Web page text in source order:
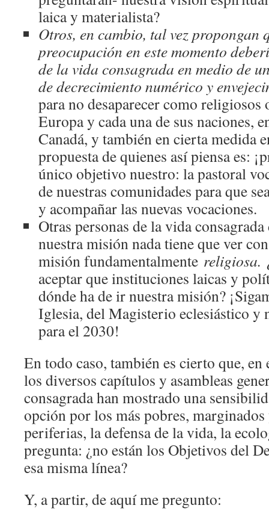
laica y materialista?
Otros, en cambio, tal vez propongan
preocupación en este momento
de la vida consagrada en medio de
de decrecimiento numérico y
para no desaparecer como religiosos
Europa y cada una de sus naciones,
Canadá, y también en cierta medida
propuesta de quienes así piensa es:
único objetivo nuestro: la pastoral
de nuestras comunidades para que
y acompañar las nuevas vocaciones.
Otras personas de la vida
nuestra misión nada tiene que ver
misión fundamentalmente religiosa.
aceptar que instituciones laicas y
dónde ha de ir nuestra misión?
Iglesia, del Magisterio eclesiástico y
para el 2030!
En todo caso, también es cierto que,
los diversos capítulos y asambleas
consagrada han mostrado una
opción por los más pobres,
periferias, la defensa de la vida, la
pregunta: ¿no están los Objetivos del
esa misma línea?
Y, a partir, de aquí me pregunto: